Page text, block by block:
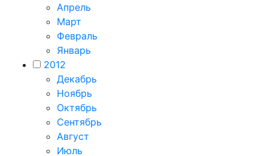
Апрель
Март
Февраль
Январь
2012
Декабрь
Ноябрь
Октябрь
Сентябрь
Август
Июль